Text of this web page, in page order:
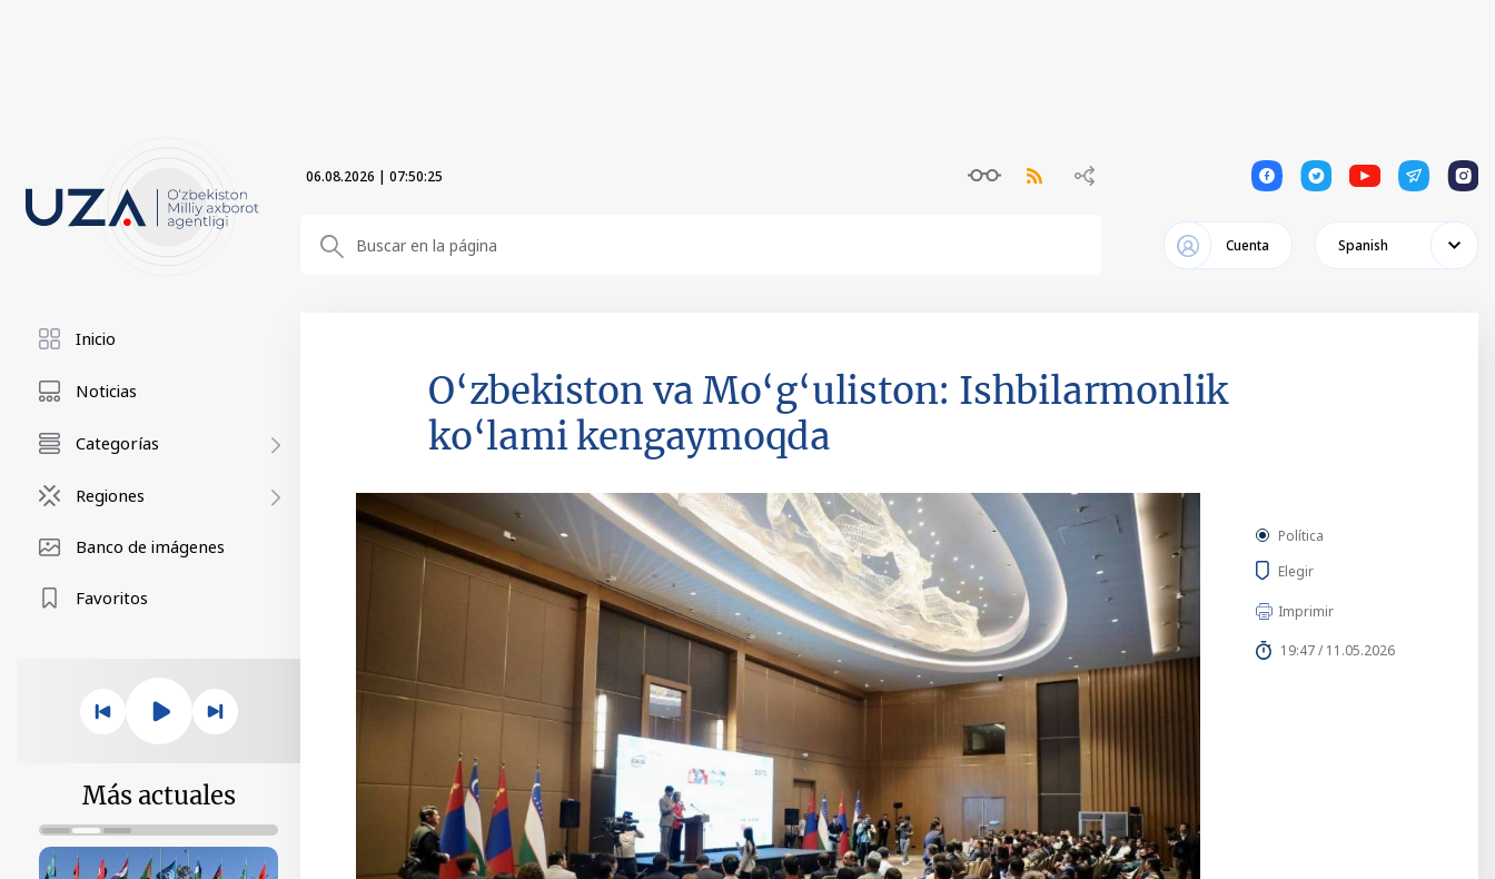
06.08.2026 | 07:50:27 1 1 1 1 1
Cuenta Spanish
Inicio
Noticias
Categorías
Regiones
Banco de imágenes
Favoritos
Más actuales
O‘zbekiston va Mo‘g‘uliston: Ishbilarmonlik
ko‘lami kengaymoqda
Política
Elegir
Imprimir
19:47 / 11.05.2026